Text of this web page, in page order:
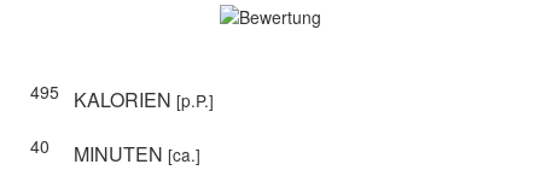
495 KALORIEN [p.P.]
40
MINUTEN [ca.]